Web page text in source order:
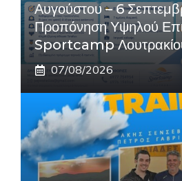
Αυγούστου – 6
Προπόνηση Υψηλού
Sportcamp
07/08/2026